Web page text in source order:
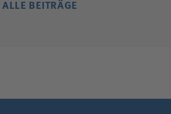
ALLE BEITRÄGE